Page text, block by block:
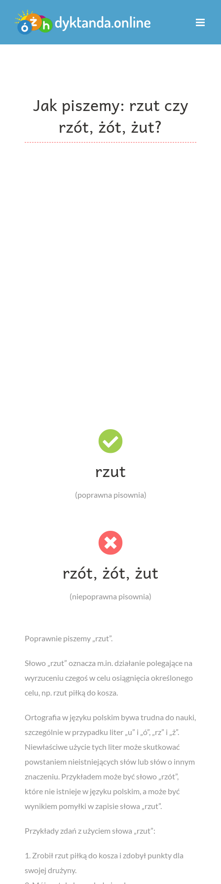
zawartości
Jak piszemy: rzut czy
rzót, żót, żut?
rzut
(poprawna pisownia)
rzót, żót, żut
(niepoprawna pisownia)
Poprawnie piszemy „rzut”.
Słowo „rzut” oznacza m.in. działanie polegające na
wyrzuceniu czegoś w celu osiągnięcia określonego
celu, np. rzut piłką do kosza.
Ortografia w języku polskim bywa trudna do nauki,
szczególnie w przypadku liter „u” i „ó”, „rz” i „ż”.
Niewłaściwe użycie tych liter może skutkować
powstaniem nieistniejących słów lub słów o innym
znaczeniu. Przykładem może być słowo „rzót”,
które nie istnieje w języku polskim, a może być
wynikiem pomyłki w zapisie słowa „rzut”.
Przykłady zdań z użyciem słowa „rzut”:
1. Zrobił rzut piłką do kosza i zdobył punkty dla
swojej drużyny.
Zgarnij